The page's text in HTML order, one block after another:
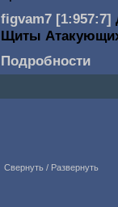
figvam7 [1:957:7]
Щиты
Подробности
Свернуть / Развернуть